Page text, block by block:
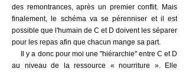
des remontrances, après un premier conflit. Mais
finalement, le schéma va se pérenniser et il est
possible que l'humain de C et D doivent les séparer
pour les repas afin que chacun mange sa part.
Il y a donc pour moi une "hiérarchie" entre C et D
au niveau de la ressource « nourriture ». Elle